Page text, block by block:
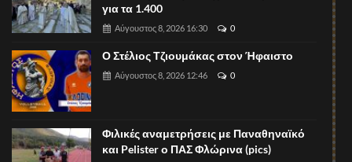
για τα 1.400
Αύγουστος 8, 2026 16:30 0
Ο Στέλιος Τζιουμάκας στον Ήφαιστο
Αύγουστος 8, 2026 12:46 0
Φιλικές αναμετρήσεις με Παναθηναϊκό
και Pelister ο ΠΑΣ Φλώρινα (pics)